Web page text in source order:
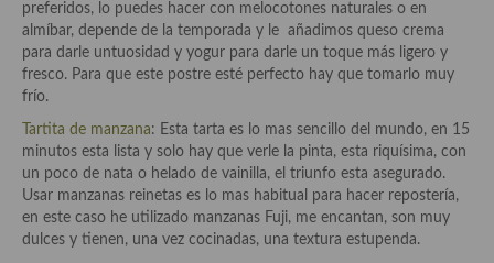
Cocina Azerí (Azerbaiyán)
Cocina de Egipto
Cocina de Tunez
Cocina Oriental
Cocina Tailandesa
Cocina Japonesa
preferidos, lo puedes hacer con melocotones naturales o en
almíbar, depende de la temporada y le añadimos queso crema
para darle untuosidad y yogur para darle un toque más ligero y
fresco. Para que este postre esté perfecto hay que tomarlo muy
frío.
Tartita de manzana: Esta tarta es lo mas sencillo del mundo, en 15
minutos esta lista y solo hay que verle la pinta, esta riquísima, con
un poco de nata o helado de vainilla, el triunfo esta asegurado.
Usar manzanas reinetas es lo mas habitual para hacer repostería,
en este caso he utilizado manzanas Fuji, me encantan, son muy
dulces y tienen, una vez cocinadas, una textura estupenda.